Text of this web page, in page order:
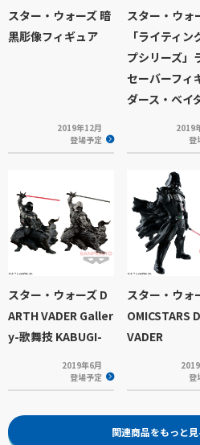
スター・ウォーズ 暗
黒彫像フィギュア
2019年12月
登場予定
スター・ウォ
「ライティン
プシリーズ」
セーバーフィ
ダース・ベイ
2019
登
スター・ウォーズ D
ARTH VADER Galler
y-歌舞技 KABUGI-
2019年6月
登場予定
スター・ウォ
OMICSTARS
VADER
登
関連商品をもっと見